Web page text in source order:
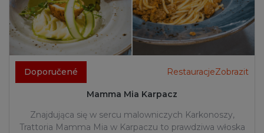
Doporučené RestauracjeZobrazit
Mamma Mia Karpacz
Znajdująca się w sercu malowniczych Karkonoszy,
Trattoria Mamma Mia w Karpaczu to prawdziwa włoska